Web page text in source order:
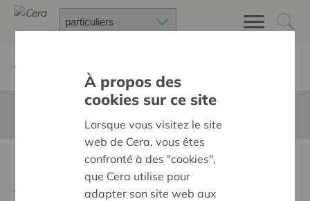
Klarinetten voor jong talent
À propos des
cookies sur ce site
Lorsque vous visitez le site
web de Cera, vous êtes
confronté à des "cookies",
que Cera utilise pour
adapter son site web aux